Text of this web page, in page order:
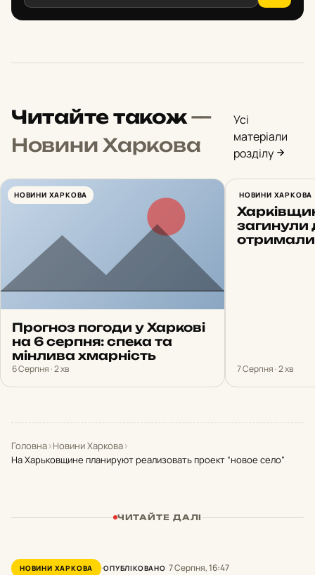
Читайте також—
Новини Харкова
Усі
матеріали
розділу
НОВИНИ ХАРКОВА
Прогноз погоди у Харкові
на 6 серпня: спека та
мінлива хмарність
6 Серпня · 2 хв
НОВИНИ ХАРКОВА
загинули
7 Серпня · 2 хв
Головна›Новини Харкова›
На Харьковщине планируют реализовать проект “новое село”
ЧИТАЙТЕ ДАЛІ
НОВИНИ ХАРКОВА ОПУБЛІКОВАНО 7 Серпня, 16:47